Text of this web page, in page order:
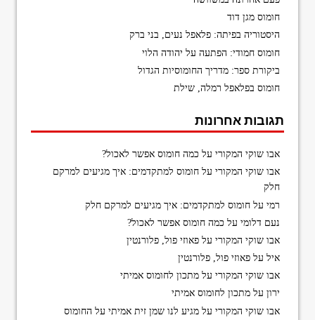
חומוס מגן דוד
היסטוריה בפיתה: פלאפל נעים, בני ברק
חומוס חמודי: הפתעה על יהודה הלוי
ביקורת ספר: מדריך החומוסיות הגדול
חומוס בפלאפל רמלה, שילת
תגובות אחרונות
אבו שוקי המקורי על כמה חומוס אפשר לאכול?
אבו שוקי המקורי עלחומוס למתקדמים: איך מגיעים למרקם
חלק
רמי עלחומוס למתקדמים: איך מגיעים למרקם חלק
נעם דלומי על כמה חומוס אפשר לאכול?
אבו שוקי המקורי עלפאוזי פול, פלורנטין
איל עלפאוזי פול, פלורנטין
אבו שוקי המקורי עלמתכון לחומוס אמיתי
ירון עלמתכון לחומוס אמיתי
אבו שוקי המקורי עלמגיע לנו שמן זית אמיתי על החומוס